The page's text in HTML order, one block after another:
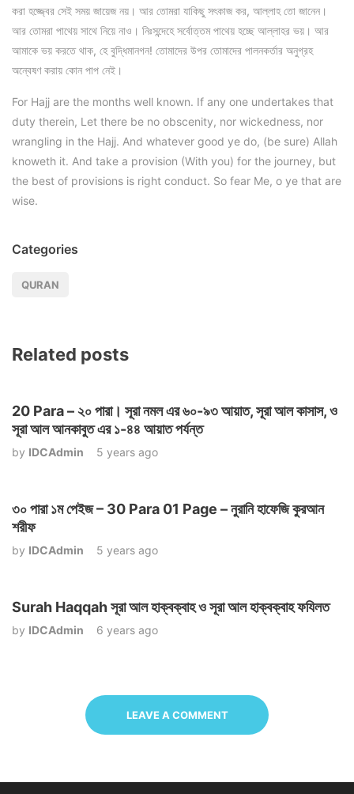
করা হজ্জ্বের সেই সময় জায়েজ নয়। আর তোমরা যাকিছু সৎকাজ কর, আল্লাহ তো জানেন।
আর তোমরা পাথেয় সাথে নিয়ে নাও। নিঃসন্দেহে সর্বোত্তম পাথেয় হচ্ছে আল্লাহর ভয়। আর
আমাকে ভয় করতে থাক, হে বুদ্ধিমানগন! তোমাদের উপর তোমাদের পালনকর্তার অনুগ্রহ
অন্বেষণ করায় কোন পাপ নেই।
For Hajj are the months well known. If any one undertakes that
duty therein, Let there be no obscenity, nor wickedness, nor
wrangling in the Hajj. And whatever good ye do, (be sure) Allah
knoweth it. And take a provision (With you) for the journey, but
the best of provisions is right conduct. So fear Me, o ye that are
wise.
Categories
QURAN
Related posts
20 Para – ২০ পারা। সূরা নমল এর ৬০-৯৩ আয়াত, সূরা আল কাসাস, ও
সূরা আল আনকাবুত এর ১-৪৪ আয়াত পর্যন্ত
by IDCAdmin 5 years ago
৩০ পারা ১ম পেইজ – 30 Para 01 Page – নুরানি হাফেজি কুরআন
শরীফ
by IDCAdmin 5 years ago
Surah Haqqah সূরা আল হাক্বক্বাহ ও সূরা আল হাক্বক্বাহ ফযিলত
by IDCAdmin 6 years ago
LEAVE A COMMENT